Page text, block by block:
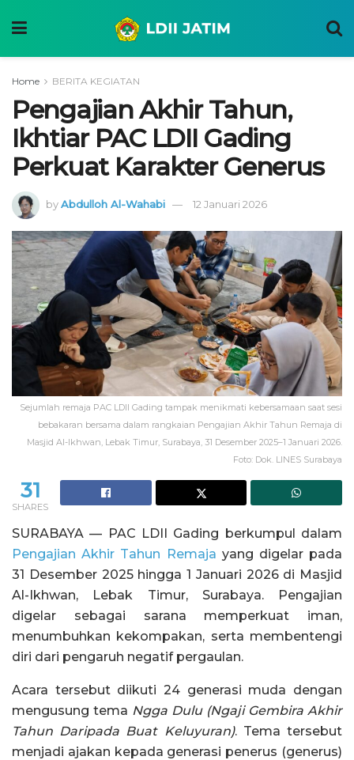
Home BERITA KEGIATAN
Pengajian Akhir Tahun,
Ikhtiar PAC LDII Gading
Perkuat Karakter Generus
byAbdulloh Al-Wahabi 12 Januari 2026
Sejumlah remaja PAC LDII Gading tampak menikmati kebersamaan saat sesi
bebakaran bersama dalam rangkaian Pengajian Akhir Tahun Remaja di
Masjid Al-Ikhwan, Lebak Timur, Surabaya, 31 Desember 2025–1 Januari 2026.
Foto: Dok. LINES Surabaya
31
SHARES
SURABAYA — PAC LDII Gading berkumpul dalam
Pengajian Akhir Tahun Remaja yang digelar pada
31 Desember 2025 hingga 1 Januari 2026 di Masjid
Al-Ikhwan, Lebak Timur, Surabaya. Pengajian
digelar sebagai sarana memperkuat iman,
menumbuhkan kekompakan, serta membentengi
diri dari pengaruh negatif pergaulan.
Acara tersebut diikuti 24 generasi muda dengan
mengusung tema Ngga Dulu (Ngaji Gembira Akhir
Tahun Daripada Buat Keluyuran). Tema tersebut
menjadi ajakan kepada generasi penerus (generus)